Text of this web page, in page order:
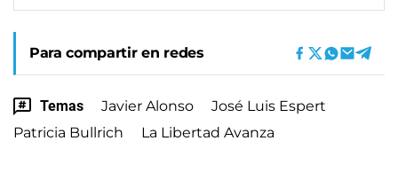
Para compartir en redes
Temas Javier Alonso
José Luis Espert
Patricia Bullrich
La Libertad Avanza